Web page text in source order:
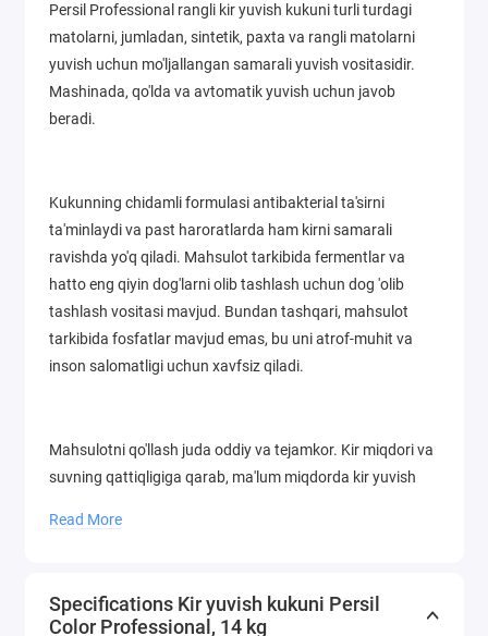
Persil Professional rangli kir yuvish kukuni turli turdagi
matolarni, jumladan, sintetik, paxta va rangli matolarni
yuvish uchun mo'ljallangan samarali yuvish vositasidir.
Mashinada, qo'lda va avtomatik yuvish uchun javob
beradi.
Kukunning chidamli formulasi antibakterial ta'sirni
ta'minlaydi va past haroratlarda ham kirni samarali
ravishda yo'q qiladi. Mahsulot tarkibida fermentlar va
hatto eng qiyin dog'larni olib tashlash uchun dog 'olib
tashlash vositasi mavjud. Bundan tashqari, mahsulot
tarkibida fosfatlar mavjud emas, bu uni atrof-muhit va
inson salomatligi uchun xavfsiz qiladi.
Mahsulotni qo'llash juda oddiy va tejamkor. Kir miqdori va
suvning qattiqligiga qarab, ma'lum miqdorda kir yuvish
• (4-5 kg ​​kir uchun) yumshoq suvda - 190-300 ml,
Read More
Specifications Kir yuvish kukuni Persil
Color Professional, 14 kg